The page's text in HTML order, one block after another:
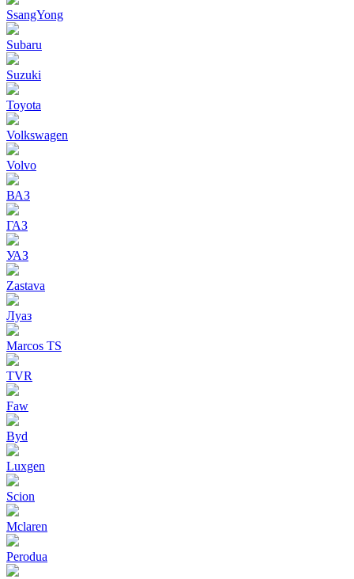
SsangYong
Subaru
Suzuki
Toyota
Volkswagen
Volvo
ВАЗ
ГАЗ
УАЗ
Zastava
Луаз
Marcos TS
TVR
Faw
Byd
Luxgen
Scion
Mclaren
Perodua